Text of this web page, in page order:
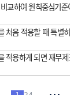
교하여 원칙중심기준
처음 적용할 때 특별
적용하게 되면 재무제